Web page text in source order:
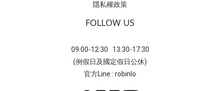
隱私權政策
FOLLOW US
09:00-12:30 13:30-17:30
(例假日及國定假日公休)
官方Line : robinlo